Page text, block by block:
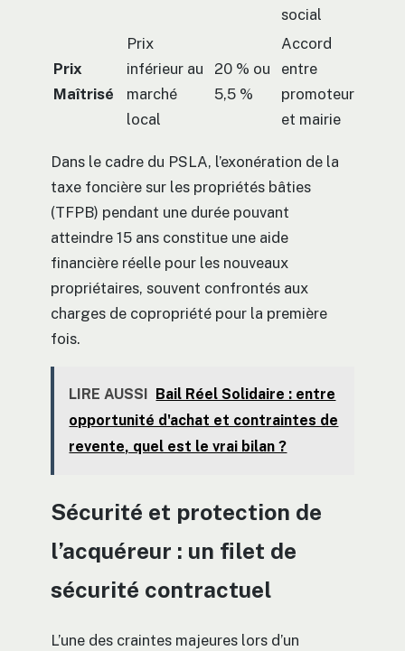
social
Prix
Maîtrisé
Prix
inférieur au
marché
local
20 % ou
5,5 %
Accord
entre
promoteur
et mairie
Dans le cadre du PSLA, l’exonération de la
taxe foncière sur les propriétés bâties
(TFPB) pendant une durée pouvant
atteindre 15 ans constitue une aide
financière réelle pour les nouveaux
propriétaires, souvent confrontés aux
charges de copropriété pour la première
fois.
LIRE AUSSI
Bail Réel Solidaire : entre
opportunité d'achat et contraintes de
revente, quel est le vrai bilan ?
Sécurité et protection de
l’acquéreur : un filet de
sécurité contractuel
L’une des craintes majeures lors d’un